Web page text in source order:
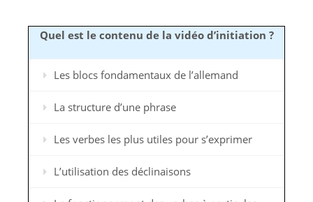
Quel est le contenu de la vidéo d’initiation ?
Les blocs fondamentaux de l’allemand
La structure d’une phrase
Les verbes les plus utiles pour s’exprimer
L’utilisation des déclinaisons